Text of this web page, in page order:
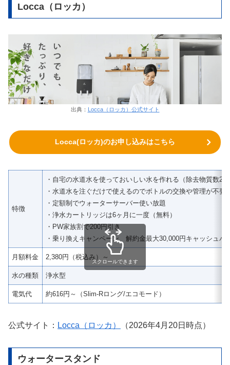
Locca（ロッカ）
出典： Locca（ロッカ）公式サイト
Locca(ロッカ)のお申し込みはこちら
特徴
・自宅の水道水を使っておいしい水を作れる（除去物質数28
・水道水を注ぐだけで使えるのでボトルの交換や管理が不要
・定額制でウォーターサーバー使い放題
・浄水カートリッジは6ヶ月に一度（無料）
・PW家族割で200円引き
・乗り換えキャンペーン 解約金最大30,000円キャッシュバ
月額料金 2,380円（税込み）～
水の種類 浄水型
電気代 約616円～（Slim-Rロング/エコモード）
スクロールできます
公式サイト： Locca（ロッカ） （2026年4月20日時点）
ウォータースタンド